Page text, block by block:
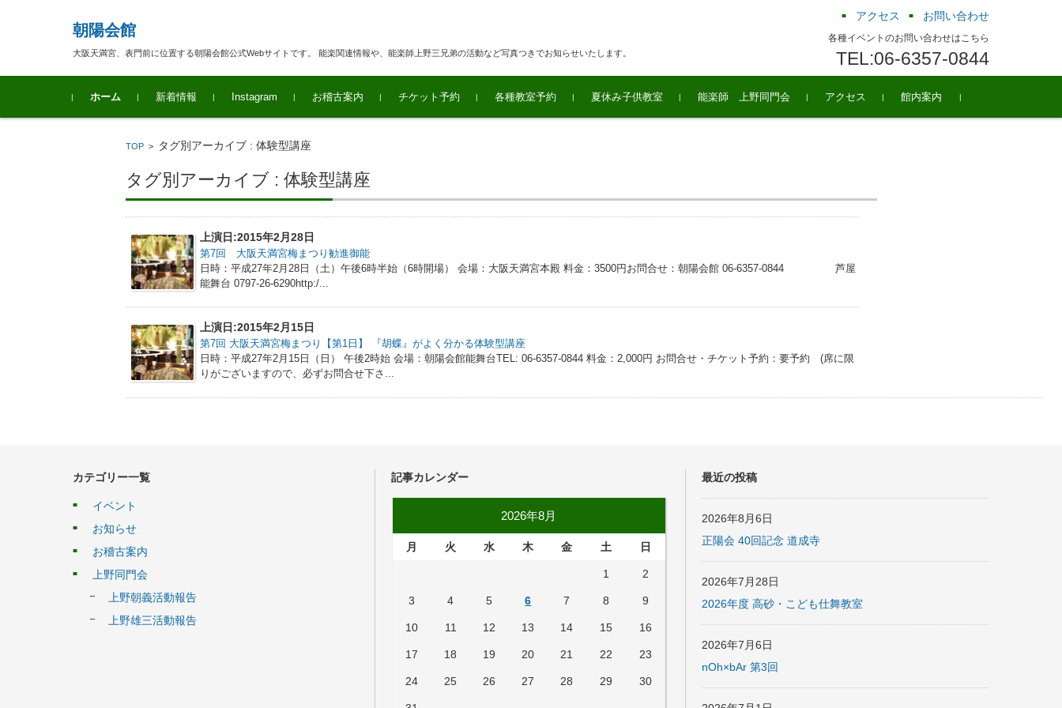
朝陽会館
大阪天満宮、表門前に位置する朝陽会館公式Webサイトです。 能楽関連情報や、能楽師上野三兄弟の活動など写真つきでお知らせいたします。
アクセス お問い合わせ
各種イベントのお問い合わせはこちら
TEL:06-6357-0844
コンテンツに移動
ホーム
新着情報 Instagram お稽古案内 チケット予約 各種教室予約 夏休み子供教室 能楽師 上野同門会 アクセス 館内案内
TOP > タグ別アーカイブ : 体験型講座
タグ別アーカイブ : 体験型講座
上演日:2015年2月28日
第7回 大阪天満宮梅まつり勧進御能
日時：平成27年2月28日（土）午後6時半始（6時開場） 会場：大阪天満宮本殿 料金：3500円お問合せ：朝陽会館 06‐6357‐0844 芦屋
能舞台 0797‐26‐6290http:/...
上演日:2015年2月15日
第7回 大阪天満宮梅まつり【第1日】 『胡蝶』がよく分かる体験型講座
日時：平成27年2月15日（日） 午後2時始 会場：朝陽会館能舞台TEL: 06-6357-0844 料金：2,000円 お問合せ・チケット予約：要予約 (席に限
りがございますので、必ずお問合せ下さ...
カテゴリー一覧
イベント
お知らせ
お稽古案内
上野同門会
上野朝義活動報告
上野雄三活動報告
記事カレンダー
2026年8月
月 火 水 木 金 土 日
1 2
3 4 5 6 7 8 9
10 11 12 13 14 15 16
17 18 19 20 21 22 23
24 25 26 27 28 29 30
最近の投稿
2026年8月6日
正陽会 40回記念 道成寺
2026年7月28日
2026年度 高砂・こども仕舞教室
2026年7月6日
nOh×bAr 第3回